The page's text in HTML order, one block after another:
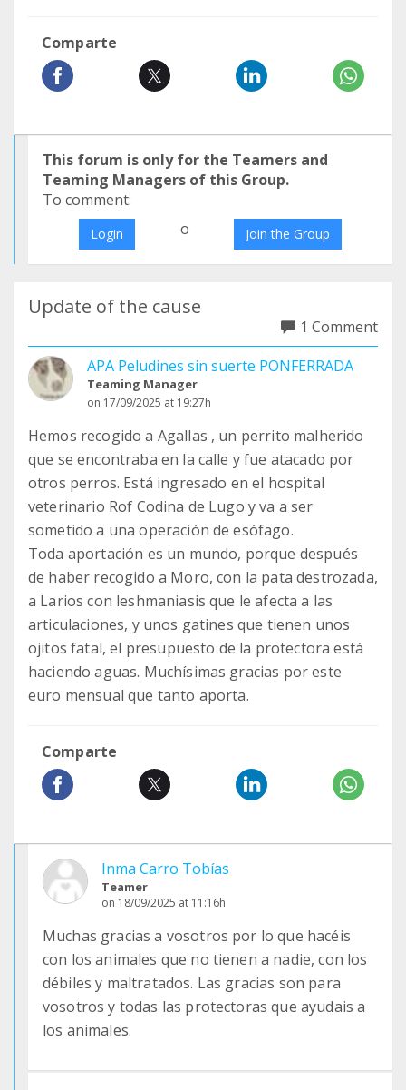
Comparte
This forum is only for the Teamers and
Teaming Managers of this Group.
To comment:
Login o Join the Group
Update of the cause
1 Comment
APA Peludines sin suerte PONFERRADA
Teaming Manager
on 17/09/2025 at 19:27h
Hemos recogido a Agallas , un perrito malherido
que se encontraba en la calle y fue atacado por
otros perros. Está ingresado en el hospital
veterinario Rof Codina de Lugo y va a ser
sometido a una operación de esófago.
Toda aportación es un mundo, porque después
de haber recogido a Moro, con la pata destrozada,
a Larios con leshmaniasis que le afecta a las
articulaciones, y unos gatines que tienen unos
ojitos fatal, el presupuesto de la protectora está
haciendo aguas. Muchísimas gracias por este
euro mensual que tanto aporta.
Comparte
Inma Carro Tobías
Teamer
on 18/09/2025 at 11:16h
Muchas gracias a vosotros por lo que hacéis
con los animales que no tienen a nadie, con los
débiles y maltratados. Las gracias son para
vosotros y todas las protectoras que ayudais a
los animales.